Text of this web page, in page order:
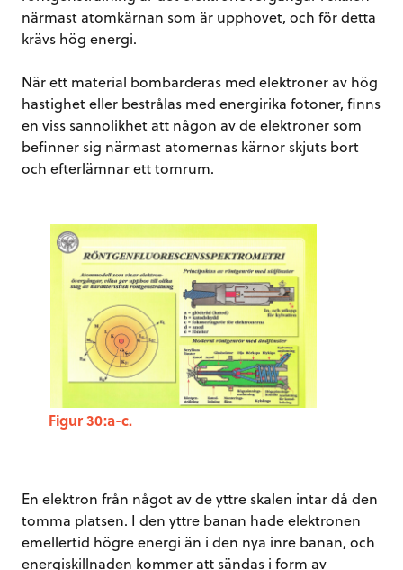
närmast atomkärnan som är upphovet, och för detta
krävs hög energi.
När ett material bombarderas med elektroner av hög
hastighet eller bestrålas med energirika fotoner, finns
en viss sannolikhet att någon av de elektroner som
befinner sig närmast atomernas kärnor skjuts bort
och efterlämnar ett tomrum.
Figur 30:a-c.
En elektron från något av de yttre skalen intar då den
tomma platsen. I den yttre banan hade elektronen
emellertid högre energi än i den nya inre banan, och
energiskillnaden kommer att sändas i form av